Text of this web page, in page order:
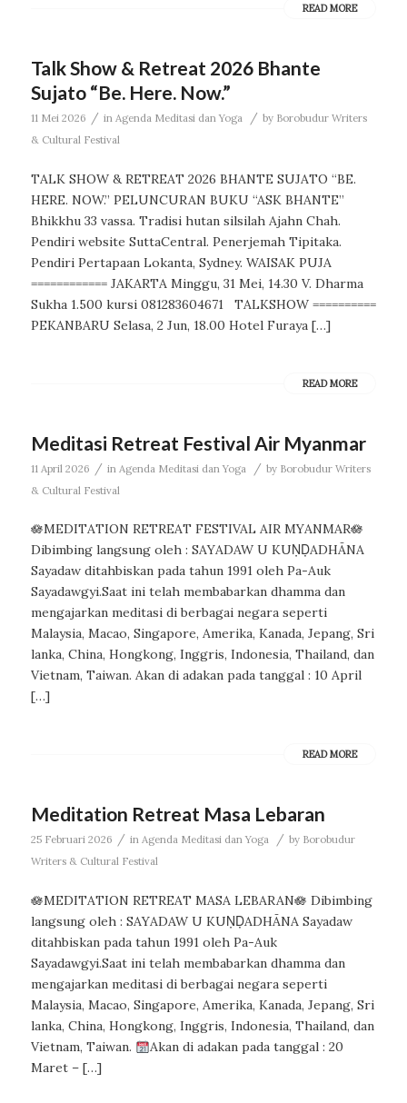
READ MORE
Talk Show & Retreat 2026 Bhante
Sujato “Be. Here. Now.”
11 Mei 2026 / in Agenda Meditasi dan Yoga / by Borobudur Writers
& Cultural Festival
TALK SHOW & RETREAT 2026 BHANTE SUJATO “BE.
HERE. NOW.” PELUNCURAN BUKU “ASK BHANTE”
Bhikkhu 33 vassa. Tradisi hutan silsilah Ajahn Chah.
Pendiri website SuttaCentral. Penerjemah Tipitaka.
Pendiri Pertapaan Lokanta, Sydney. WAISAK PUJA
============ JAKARTA Minggu, 31 Mei, 14.30 V. Dharma
Sukha 1.500 kursi 081283604671 TALKSHOW ==========
PEKANBARU Selasa, 2 Jun, 18.00 Hotel Furaya […]
READ MORE
Meditasi Retreat Festival Air Myanmar
11 April 2026 / in Agenda Meditasi dan Yoga / by Borobudur Writers
& Cultural Festival
🪷MEDITATION RETREAT FESTIVAL AIR MYANMAR🪷
Dibimbing langsung oleh : SAYADAW U KUṆḌADHĀNA
Sayadaw ditahbiskan pada tahun 1991 oleh Pa-Auk
Sayadawgyi.Saat ini telah membabarkan dhamma dan
mengajarkan meditasi di berbagai negara seperti
Malaysia, Macao, Singapore, Amerika, Kanada, Jepang, Sri
lanka, China, Hongkong, Inggris, Indonesia, Thailand, dan
Vietnam, Taiwan. Akan di adakan pada tanggal : 10 April
[…]
READ MORE
Meditation Retreat Masa Lebaran
25 Februari 2026 / in Agenda Meditasi dan Yoga / by Borobudur
Writers & Cultural Festival
🪷MEDITATION RETREAT MASA LEBARAN🪷 Dibimbing
langsung oleh : SAYADAW U KUṆḌADHĀNA Sayadaw
ditahbiskan pada tahun 1991 oleh Pa-Auk
Sayadawgyi.Saat ini telah membabarkan dhamma dan
mengajarkan meditasi di berbagai negara seperti
Malaysia, Macao, Singapore, Amerika, Kanada, Jepang, Sri
lanka, China, Hongkong, Inggris, Indonesia, Thailand, dan
Vietnam, Taiwan.
Akan di adakan pada tanggal : 20
Maret – […]